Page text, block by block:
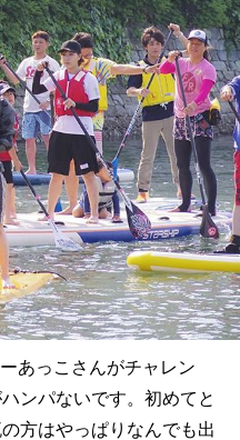
あっこさんがチャレン
ンパないです。初めてと
方はやっぱりなんでも出